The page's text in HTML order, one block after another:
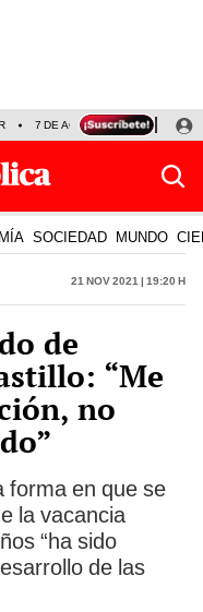
7 DE AGOSTO OLLANTA
SOCIEDAD MUNDO
21 Nov 2021 | 19:20 h
de
“Me
no
forma en que se
la vacancia
“ha sido
de las